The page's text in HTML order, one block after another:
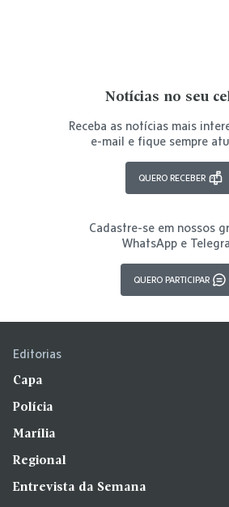
Notícias no seu
Receba as notícias mais
e-mail e fique sempre
QUERO RECEBER
Cadastre-se em nossos
WhatsApp e
QUERO PARTICIPAR
Editorias
Capa
Polícia
Marília
Regional
Entrevista da Semana